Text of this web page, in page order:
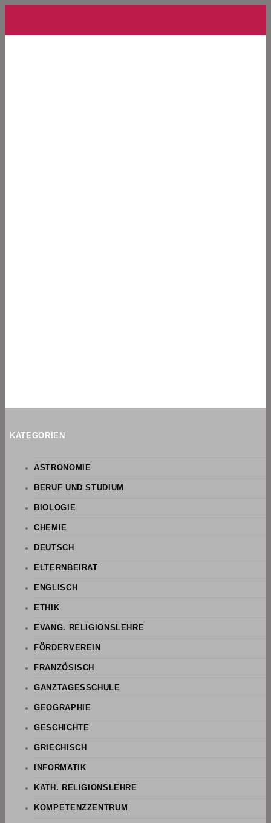
KATEGORIEN
ASTRONOMIE
BERUF UND STUDIUM
BIOLOGIE
CHEMIE
DEUTSCH
ELTERNBEIRAT
ENGLISCH
ETHIK
EVANG. RELIGIONSLEHRE
FÖRDERVEREIN
FRANZÖSISCH
GANZTAGESSCHULE
GEOGRAPHIE
GESCHICHTE
GRIECHISCH
INFORMATIK
KATH. RELIGIONSLEHRE
KOMPETENZZENTRUM